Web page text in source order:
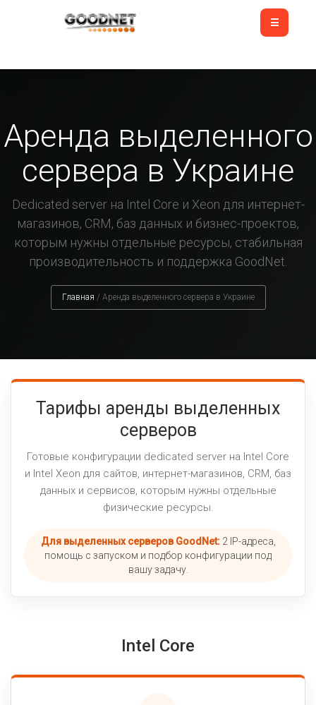
Аренда выделенного
сервера в Украине
Dedicated server на Intel Core и Xeon для интернет-
магазинов, CRM, баз данных и бизнес-проектов,
которым нужны отдельные ресурсы, стабильная
производительность и поддержка GoodNet.
Главная / Аренда выделенного сервера в Украине
Тарифы аренды выделенных
серверов
Готовые конфигурации dedicated server на Intel Core
и Intel Xeon для сайтов, интернет-магазинов, CRM, баз
данных и сервисов, которым нужны отдельные
физические ресурсы.
Для выделенных серверов GoodNet:2 IP-адреса,
помощь с запуском и подбор конфигурации под
вашу задачу.
Intel Core